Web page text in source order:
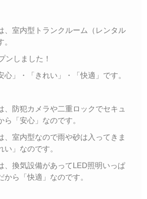
、室内型トランクルーム（レンタル
ンしました！
心」・「きれい」・「快適」です。
、防犯カメラや二重ロックでセキュ
ら「安心」なのです。
、室内型なので雨や砂は入ってきま
」なのです。
、換気設備があってLED照明いっぱ
から「快適」なのです。